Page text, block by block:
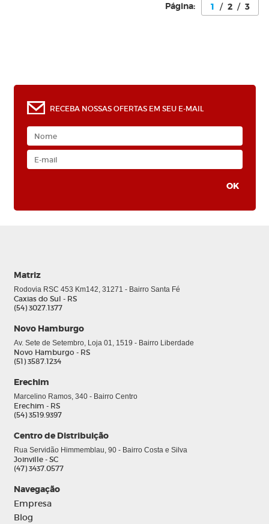
Página: 1 / 2 / 3
RECEBA NOSSAS OFERTAS EM SEU E-MAIL
Matriz
Rodovia RSC 453 Km142, 31271 - Bairro Santa Fé
Caxias do Sul - RS
(54) 3027.1377
Novo Hamburgo
Av. Sete de Setembro, Loja 01, 1519 - Bairro Liberdade
Novo Hamburgo - RS
(51) 3587.1234
Erechim
Marcelino Ramos, 340 - Bairro Centro
Erechim - RS
(54) 3519.9397
Centro de Distribuição
Rua Servidão Himmemblau, 90 - Bairro Costa e Silva
Joinville - SC
(47) 3437.0577
Navegação
Empresa
Blog